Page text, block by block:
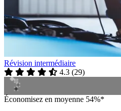
Révision intermédiaire
4.3 (29)
Économisez en moyenne 54%*